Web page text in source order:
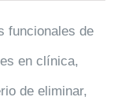
funcionales de
en clínica,
de eliminar,